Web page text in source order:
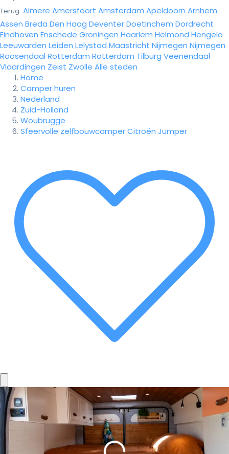
Terug Almere Amersfoort Amsterdam Apeldoorn Arnhem
Assen Breda Den Haag DeventerDoetinchem Dordrecht
Eindhoven Enschede Groningen Haarlem Helmond Hengelo
Leeuwarden Leiden Lelystad Maastricht Nijmegen Nijmegen
Roosendaal Rotterdam Rotterdam Tilburg Veenendaal
Vlaardingen Zeist Zwolle Alle steden
Home
Camper huren
Nederland
Zuid-Holland
Woubrugge
Sfeervolle zelfbouwcamper Citroën Jumper